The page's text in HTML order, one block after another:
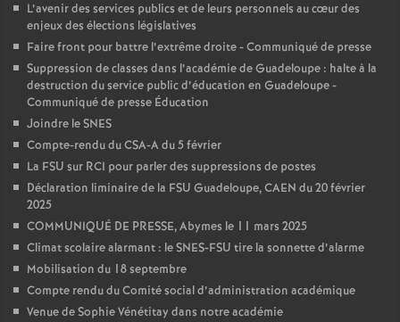
L’avenir des services publics et de leurs personnels au cœur des
enjeux des élections législatives
Faire front pour battre l’extrême droite - Communiqué de presse
Suppression de classes dans l’académie de Guadeloupe : halte à la
destruction du service public d’éducation en Guadeloupe -
Communiqué de presse Éducation
Joindre le SNES
Compte-rendu du CSA-A du 5 février
La FSU sur RCI pour parler des suppressions de postes
Déclaration liminaire de la FSU Guadeloupe, CAEN du 20 février
2025
COMMUNIQUÉ DE PRESSE, Abymes le 11 mars 2025
Climat scolaire alarmant : le SNES-FSU tire la sonnette d’alarme
Mobilisation du 18 septembre
Compte rendu du Comité social d’administration académique
Venue de Sophie Vénétitay dans notre académie